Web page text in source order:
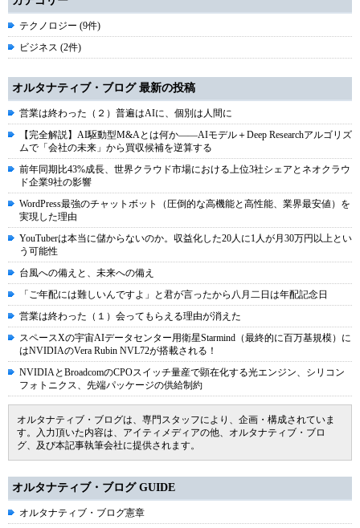
テクノロジー (9件)
ビジネス (2件)
オルタナティブ・ブログ 最新の投稿
営業は終わった（２）普遍はAIに、個別は人間に
【完全解説】AI駆動型M&Aとは何か――AIモデル＋Deep Researchアルゴリズ
ムで「会社の未来」から買収候補を逆算する
前年同期比43%成長、世界クラウド市場における上位3社シェアとネオクラウ
ド企業9社の影響
WordPress最強のチャットボット（圧倒的な高機能と高性能、業界最安値）を
実現した理由
YouTuberは本当に儲からないのか。収益化した20人に1人が月30万円以上とい
う可能性
台風への備えと、未来への備え
「ご年配には難しいんですよ」と君が言ったから八月二日は年配記念日
営業は終わった（１）会ってもらえる理由が消えた
スペースXの宇宙AIデータセンター用衛星Starmind（最終的に百万基規模）に
はNVIDIAのVera Rubin NVL72が搭載される！
NVIDIAとBroadcomのCPOスイッチ量産で顕在化する光エンジン、シリコン
フォトニクス、先端パッケージの供給制約
オルタナティブ・ブログは、専門スタッフにより、企画・構成されていま
す。入力頂いた内容は、アイティメディアの他、オルタナティブ・ブロ
グ、及び本記事執筆会社に提供されます。
オルタナティブ・ブログ GUIDE
オルタナティブ・ブログ憲章